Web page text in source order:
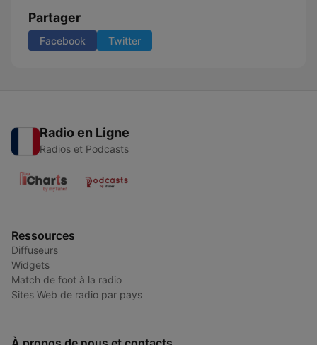
Partager
Facebook Twitter
Radio en Ligne
Radios et Podcasts
Ressources
Diffuseurs
Widgets
Match de foot à la radio
Sites Web de radio par pays